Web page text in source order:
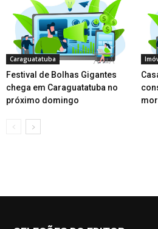
Caraguatatuba
Festival de Bolhas Gigantes
chega em Caraguatatuba no
próximo domingo